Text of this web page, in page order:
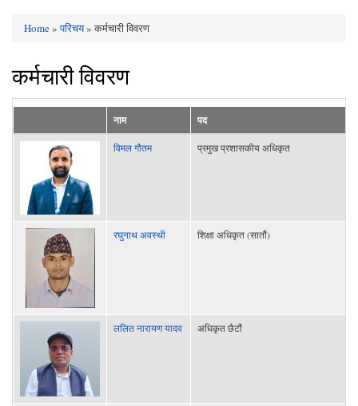
Home»परिचय» कर्मचारी विवरण
कर्मचारी विवरण
नाम पद
विमल गौतम प्रमुख प्रशासकीय अधिकृत
रघुनाथ अवस्थी शिक्षा अधिकृत (सातौं)
ललित नारायण यादव अधिकृत छैटौं